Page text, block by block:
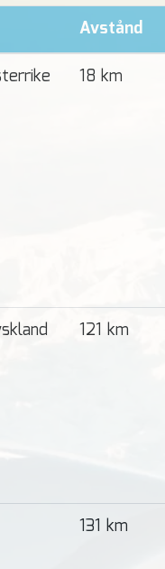
Avstånd
18 km
121 km
131 km